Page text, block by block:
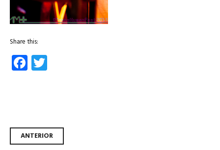
Share this:
Facebook
Navegador de artículos
ANTERIOR